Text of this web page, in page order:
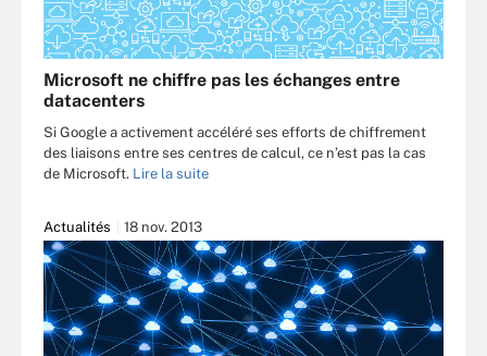
Microsoft ne chiffre pas les échanges entre
datacenters
Si Google a activement accéléré ses efforts de chiffrement
des liaisons entre ses centres de calcul, ce n’est pas la cas
de Microsoft. Lire la suite
Actualités 18 nov. 2013